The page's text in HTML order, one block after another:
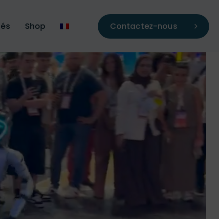
Shop Contactez-nous